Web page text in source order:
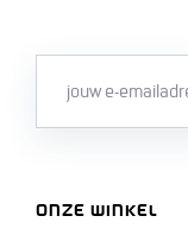
ONZE WINKEL